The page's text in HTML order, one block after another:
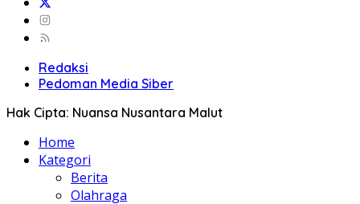
Redaksi
Pedoman Media Siber
Hak Cipta: Nuansa Nusantara Malut
Home
Kategori
Berita
Olahraga